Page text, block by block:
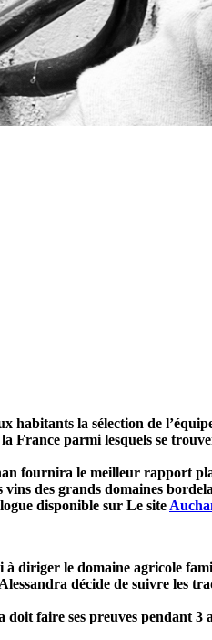
habitants la sélection de
France parmi lesquels se
fournira le meilleur rapport
des grands domaines
disponible sur Le site
diriger le domaine agricole
décide de suivre
faire ses preuves pendant